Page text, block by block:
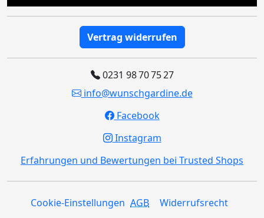
Vertrag widerrufen
0231 98 70 75 27
info@wunschgardine.de
Facebook
Instagram
Erfahrungen und Bewertungen bei Trusted Shops
Cookie-Einstellungen AGB Widerrufsrecht